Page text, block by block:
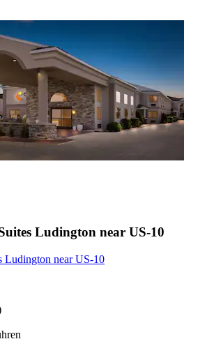
Ludington near US-10
Ludington near US-10